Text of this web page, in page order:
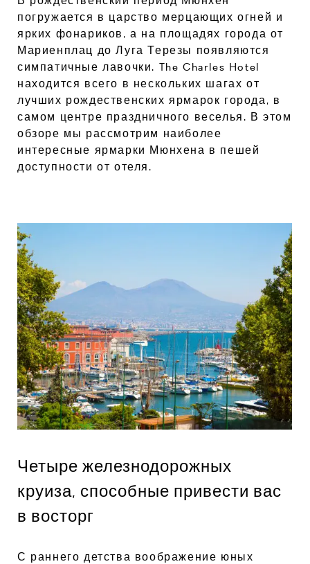
погружается в царство мерцающих огней и
ярких фонариков, а на площадях города от
Мариенплац до Луга Терезы появляются
симпатичные лавочки. The Charles Hotel
находится всего в нескольких шагах от
лучших рождественских ярмарок города, в
самом центре праздничного веселья. В этом
обзоре мы рассмотрим наиболее
интересные ярмарки Мюнхена в пешей
доступности от отеля.
Четыре железнодорожных
круиза, способные привести вас
в восторг
С раннего детства воображение юных